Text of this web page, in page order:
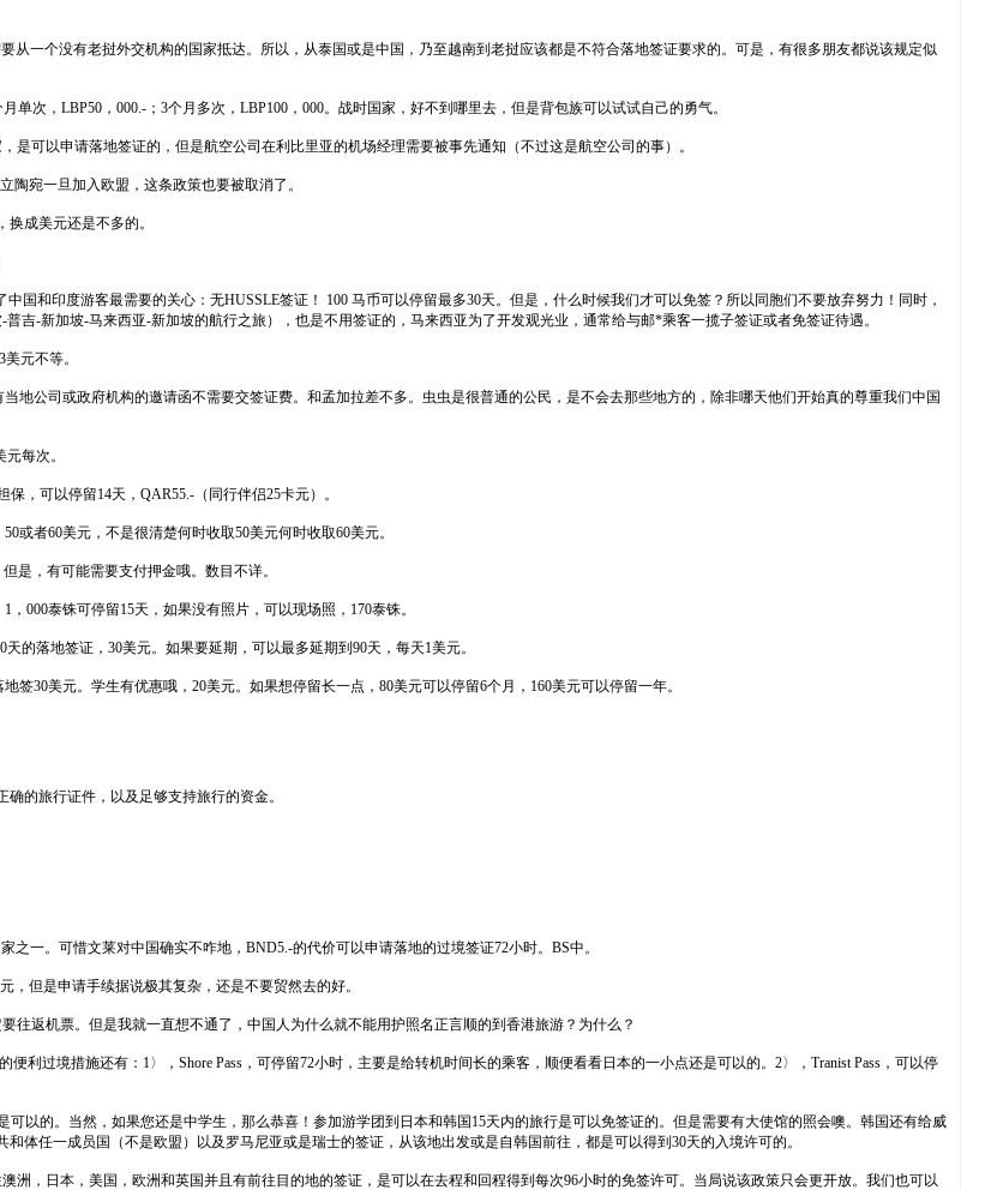
一个没有老挝外交机构的国家抵达。所以，从泰国或是中国，乃至越南到老挝应该都是不符合落地签证要求的。可是，有很多朋友都说该规定似
，LBP50，000.-；3个月多次，LBP100，000。战时国家，好不到哪里去，但是背包族可以试试自己的勇气。
以申请落地签证的，但是航空公司在利比里亚的机场经理需要被事先通知（不过这是航空公司的事）。
宛一旦加入欧盟，这条政策也要被取消了。
成美元还是不多的。
印度游客最需要的关心：无HUSSLE签证！ 100 马币可以停留最多30天。但是，什么时候我们才可以免签？所以同胞们不要放弃努力！同时，
吉-新加坡-马来西亚-新加坡的航行之旅），也是不用签证的，马来西亚为了开发观光业，通常给与邮*乘客一揽子签证或者免签证待遇。
元不等。
公司或政府机构的邀请函不需要交签证费。和孟加拉差不多。虫虫是很普通的公民，是不会去那些地方的，除非哪天他们开始真的尊重我们中国
每次。
可以停留14天，QAR55.-（同行伴侣25卡元）。
者60美元，不是很清楚何时收取50美元何时收取60美元。
，有可能需要支付押金哦。数目不详。
泰铢可停留15天，如果没有照片，可以现场照，170泰铢。
落地签证，30美元。如果要延期，可以最多延期到90天，每天1美元。
美元。学生有优惠哦，20美元。如果想停留长一点，80美元可以停留6个月，160美元可以停留一年。
的旅行证件，以及足够支持旅行的资金。
。可惜文莱对中国确实不咋地，BND5.-的代价可以申请落地的过境签证72小时。BS中。
但是申请手续据说极其复杂，还是不要贸然去的好。
返机票。但是我就一直想不通了，中国人为什么就不能用护照名正言顺的到香港旅游？为什么？
过境措施还有：1〉，Shore Pass，可停留72小时，主要是给转机时间长的乘客，顺便看看日本的一小点还是可以的。2〉，Tranist Pass，可以停
的。当然，如果您还是中学生，那么恭喜！参加游学团到日本和韩国15天内的旅行是可以免签证的。但是需要有大使馆的照会噢。韩国还有给威
体任一成员国（不是欧盟）以及罗马尼亚或是瑞士的签证，从该地出发或是自韩国前往，都是可以得到30天的入境许可的。
，日本，美国，欧洲和英国并且有前往目的地的签证，是可以在去程和回程得到每次96小时的免签许可。当局说该政策只会更开放。我们也可以